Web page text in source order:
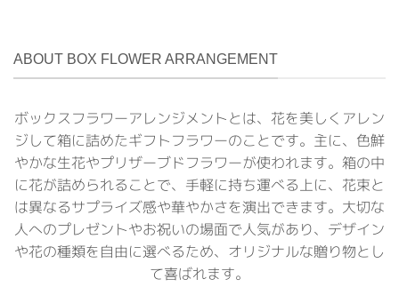
ABOUT BOX FLOWER ARRANGEMENT
ボックスフラワーアレンジメントとは、花を美しくアレン
ジして箱に詰めたギフトフラワーのことです。主に、色鮮
やかな生花やプリザーブドフラワーが使われます。箱の中
に花が詰められることで、手軽に持ち運べる上に、花束と
は異なるサプライズ感や華やかさを演出できます。大切な
人へのプレゼントやお祝いの場面で人気があり、デザイン
や花の種類を自由に選べるため、オリジナルな贈り物とし
て喜ばれます。